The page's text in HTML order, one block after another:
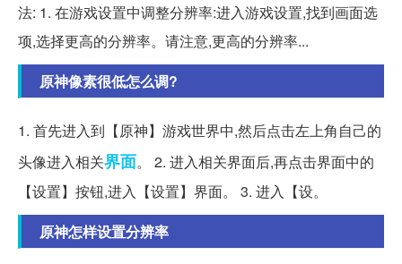
法: 1. 在游戏设置中调整分辨率:进入游戏设置,找到画面选
项,选择更高的分辨率。请注意,更高的分辨率...
原神像素很低怎么调?
1. 首先进入到【原神】游戏世界中,然后点击左上角自己的
头像进入相关界面。 2. 进入相关界面后,再点击界面中的
【设置】按钮,进入【设置】界面。 3. 进入【设。
原神怎样设置分辨率